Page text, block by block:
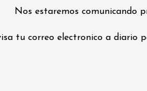
Nos estaremos comunicando
tu correo electronico a diario